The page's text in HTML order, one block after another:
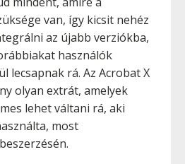
van, így kicsit nehéz
az újabb verziókba,
használók
lecsapnak rá. Az Acrobat X
olyan extrát, amelyek
lehet váltani rá, aki
most